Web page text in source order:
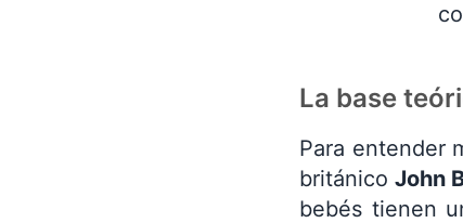
La base
Para entender
británicoJohn
bebés tienen